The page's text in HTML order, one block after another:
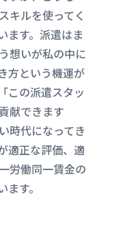
キルを使ってく
ます。派遣はま
想いが私の中に
方という機運が
この派遣スタッ
献できます
時代になってき
適正な評価、適
労働同一賃金の
す。